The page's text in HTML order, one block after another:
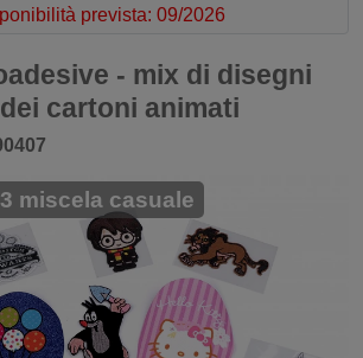
prevista: 09/2026
- mix di disegni
cartoni animati
3 miscela casuale